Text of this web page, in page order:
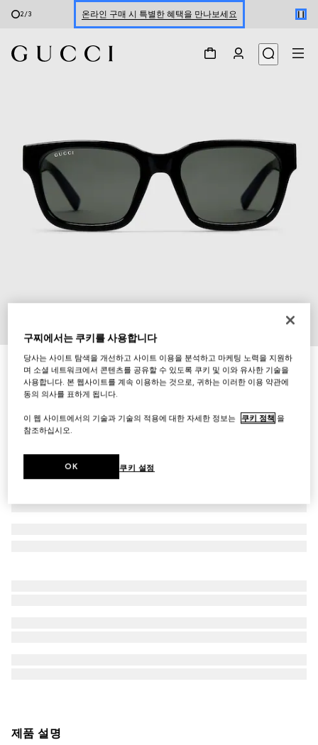
2/3 온라인 구매 시 특별한 혜택을 만나보세요
3
로우 노즈 브릿지 핏 직사각형 선글라스
₩360,000
다른 스타일블랙
제품 설명
구찌에서는 쿠키를 사용합니다
당사는 사이트 탐색을 개선하고 사이트 이용을 분석하고 마케팅 노력을 지원하
며 소셜 네트워크에서 콘텐츠를 공유할 수 있도록 쿠키 및 이와 유사한 기술을
사용합니다. 본 웹사이트를 계속 이용하는 것으로, 귀하는 이러한 이용 약관에
동의 의사를 표하게 됩니다.
이 웹 사이트에서의 기술과 기술의 적용에 대한 자세한 정보는 쿠키 정책 을
참조하십시오.
쿠키 설정
OK